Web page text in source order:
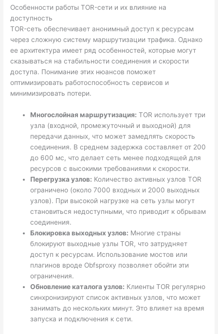
Особенности работы TOR-сети и их влияние на
доступность
TOR-сеть обеспечивает анонимный доступ к ресурсам
через сложную систему маршрутизации трафика. Однако
ее архитектура имеет ряд особенностей, которые могут
сказываться на стабильности соединения и скорости
доступа. Понимание этих нюансов поможет
оптимизировать работоспособность сервисов и
минимизировать потери.
Многослойная маршрутизация: TOR использует три
узла (входной, промежуточный и выходной) для
передачи данных, что может замедлять скорость
соединения. В среднем задержка составляет от 200
до 600 мс, что делает сеть менее подходящей для
ресурсов с высокими требованиями к скорости.
Перегрузка узлов: Количество активных узлов TOR
ограничено (около 7000 входных и 2000 выходных
узлов). При высокой нагрузке на сеть узлы могут
становиться недоступными, что приводит к обрывам
соединения.
Блокировка выходных узлов: Многие страны
блокируют выходные узлы TOR, что затрудняет
доступ к ресурсам. Использование мостов или
плагинов вроде Obfsproxy позволяет обойти эти
ограничения.
Обновление каталога узлов: Клиенты TOR регулярно
синхронизируют список активных узлов, что может
занимать до нескольких минут. Это влияет на время
запуска и подключения к сети.